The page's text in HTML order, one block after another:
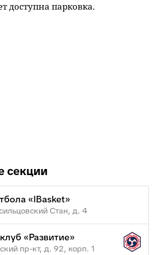
доступна парковка.
секции
«IBasket»
Стан, д. 4
«Развитие»
пр-кт, д. 92, корп. 1